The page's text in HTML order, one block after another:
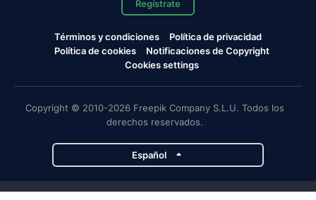
Regístrate
Términos y condiciones
Política de privacidad
Política de cookies
Notificaciones de Copyright
Cookies settings
Copyright © 2010-2026 Freepik Company S.L.U. Todos los
derechos reservados.
Español